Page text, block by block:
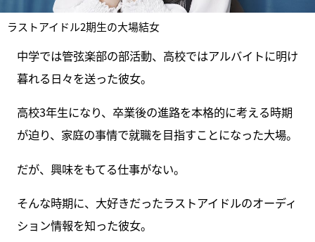
ラストアイドル2期生の大場結女
中学では管弦楽部の部活動、高校ではアルバイトに明け
暮れる日々を送った彼女。
高校3年生になり、卒業後の進路を本格的に考える時期
が迫り、家庭の事情で就職を目指すことになった大場。
だが、興味をもてる仕事がない。
そんな時期に、大好きだったラストアイドルのオーディ
ション情報を知った彼女。